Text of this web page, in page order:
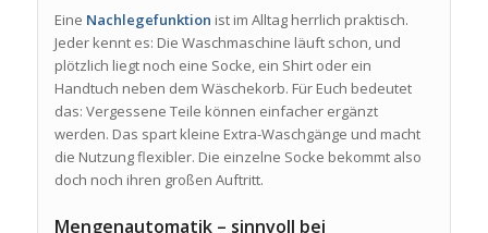
Eine Nachlegefunktion ist im Alltag herrlich praktisch.
Jeder kennt es: Die Waschmaschine läuft schon, und
plötzlich liegt noch eine Socke, ein Shirt oder ein
Handtuch neben dem Wäschekorb. Für Euch bedeutet
das: Vergessene Teile können einfacher ergänzt
werden. Das spart kleine Extra-Waschgänge und macht
die Nutzung flexibler. Die einzelne Socke bekommt also
doch noch ihren großen Auftritt.
Mengenautomatik – sinnvoll bei